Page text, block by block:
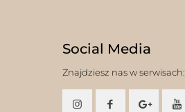
Social Media
Znajdziesz nas w serwisach: